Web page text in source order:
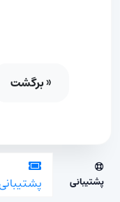
« برگشت
پشتیبانی